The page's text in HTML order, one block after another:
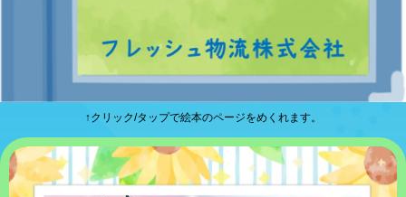
↑クリック/タップで絵本のページをめくれます。